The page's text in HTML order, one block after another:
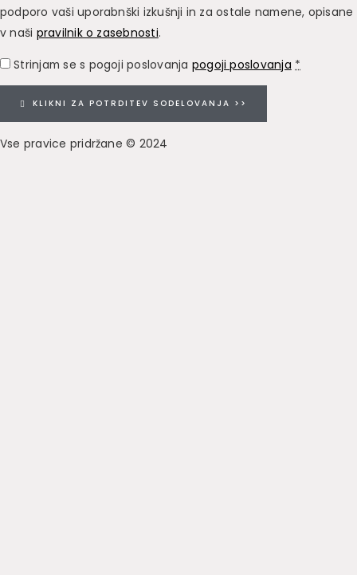
podporo vaši uporabnški izkušnji in za ostale namene, opisane
v naši pravilnik o zasebnosti.
Strinjam se s pogoji poslovanja pogoji poslovanja *
KLIKNI ZA POTRDITEV SODELOVANJA >>
Vse pravice pridržane © 2024